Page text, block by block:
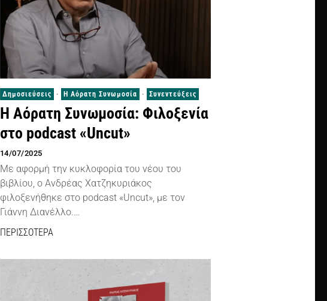
Δημοσιεύσεις · Η Αόρατη Συνωμοσία · Συνεντεύξεις
Η Αόρατη Συνωμοσία: Φιλοξενία
στο podcast «Uncut»
14/07/2025
Με αφορμή την κυκλοφορία του νέου του
βιβλίου, ο Ανδρέας Χατζηκυριάκος
φιλοξενήθηκε στο podcast «Uncut», με τον
Γιάννη Διανέλλο.…
ΠΕΡΙΣΣΟΤΕΡΑ